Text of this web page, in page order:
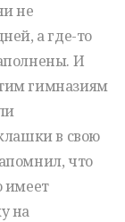
не
а где-то
И
гимназиям
в свою
что
имеет
на